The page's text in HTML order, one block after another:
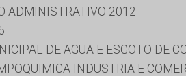
ADMINISTRATIVO 2012
DE AGUA E ESGOTO DE
INDUSTRIA E